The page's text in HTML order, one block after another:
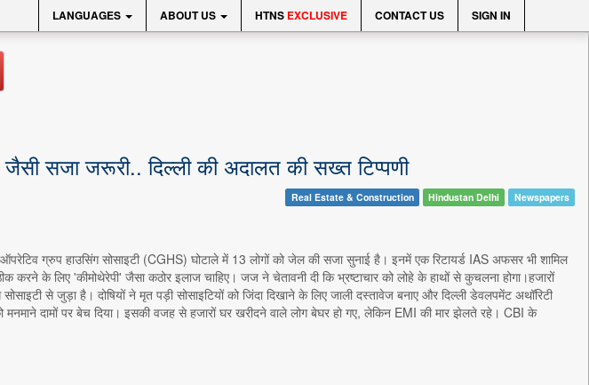
LANGUAGES ABOUT US HTNS EXCLUSIVE CONTACT US SIGN IN
जैसी सजा जरूरी.. दिल्ली की अदालत की सख्त टिप्पणी
Real Estate & Construction Hindustan Delhi Newspapers
ग्रुप हाउसिंग सोसाइटी (CGHS) घोटाले में 13 लोगों को जेल की सजा सुनाई है। इनमें एक रिटायर्ड IAS अफसर भी शामिल
के लिए 'कीमोथेरेपी' जैसा कठोर इलाज चाहिए। जज ने चेतावनी दी कि भ्रष्टाचार को लोहे के हाथों से कुचलना होगा।हजारों
से जुड़ा है। दोषियों ने मृत पड़ी सोसाइटियों को जिंदा दिखाने के लिए जाली दस्तावेज बनाए और दिल्ली डेवलपमेंट अथॉरिटी
दामों पर बेच दिया। इसकी वजह से हजारों घर खरीदने वाले लोग बेघर हो गए, लेकिन EMI की मार झेलते रहे। CBI के